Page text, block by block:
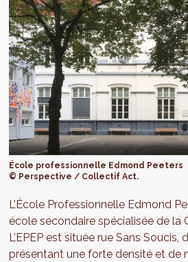
École professionnelle Edmond Peeters
© Perspective / Collectif Act.
L’École Professionnelle Edmond
école secondaire spécialisée de la
L’EPEP est située rue Sans Soucis,
présentant une forte densité et de